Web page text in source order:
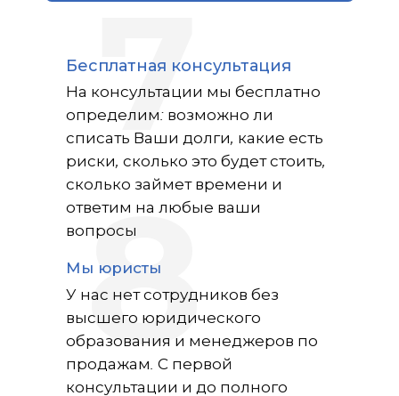
8
7
Бесплатная консультация
Мы юристы
На консультации мы бесплатно
определим: возможно ли
списать Ваши долги, какие есть
риски, сколько это будет стоить,
сколько займет времени и
ответим на любые ваши
вопросы
У нас нет сотрудников без
высшего юридического
образования и менеджеров по
продажам. С первой
консультации и до полного